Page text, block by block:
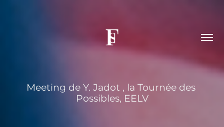
Meeting de Y. Jadot , la Tournée des
Possibles, EELV